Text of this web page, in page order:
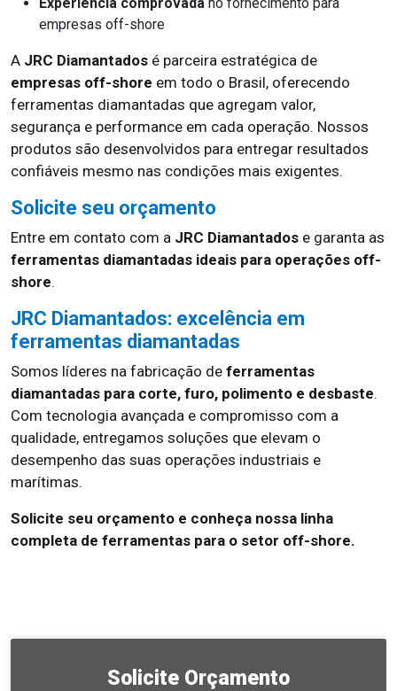
empresas off-shore
A JRC Diamantados é parceira estratégica de
empresas off-shore em todo o Brasil, oferecendo
ferramentas diamantadas que agregam valor,
segurança e performance em cada operação. Nossos
produtos são desenvolvidos para entregar resultados
confiáveis mesmo nas condições mais exigentes.
Solicite seu orçamento
Entre em contato com a JRC Diamantados e garanta as
ferramentas diamantadas ideais para operações off-
shore.
JRC Diamantados: excelência em
ferramentas diamantadas
Somos líderes na fabricação de ferramentas
diamantadas para corte, furo, polimento e desbaste.
Com tecnologia avançada e compromisso com a
qualidade, entregamos soluções que elevam o
desempenho das suas operações industriais e
marítimas.
Solicite seu orçamento e conheça nossa linha
completa de ferramentas para o setor off-shore.
Solicite Orçamento